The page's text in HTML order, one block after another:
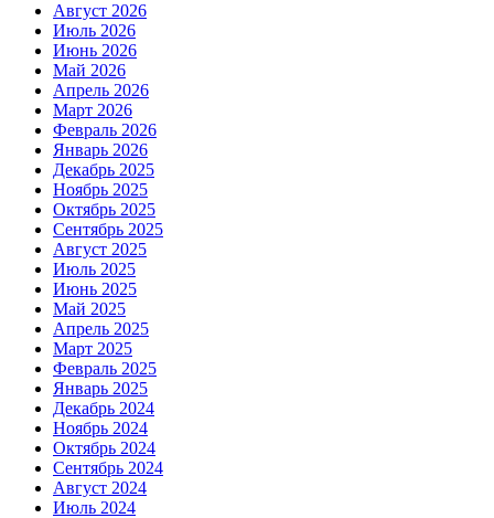
Август 2026
Июль 2026
Июнь 2026
Май 2026
Апрель 2026
Март 2026
Февраль 2026
Январь 2026
Декабрь 2025
Ноябрь 2025
Октябрь 2025
Сентябрь 2025
Август 2025
Июль 2025
Июнь 2025
Май 2025
Апрель 2025
Март 2025
Февраль 2025
Январь 2025
Декабрь 2024
Ноябрь 2024
Октябрь 2024
Сентябрь 2024
Август 2024
Июль 2024